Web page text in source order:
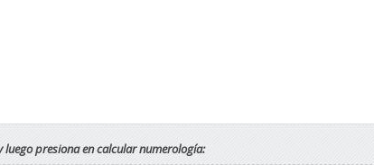
luego presiona en calcular numerología: